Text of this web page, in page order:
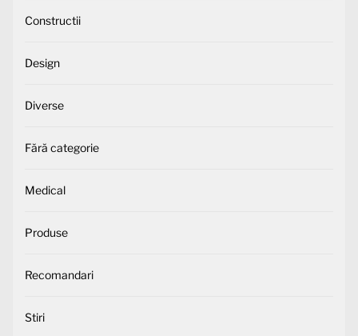
Constructii
Design
Diverse
Fără categorie
Medical
Produse
Recomandari
Stiri